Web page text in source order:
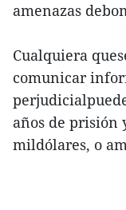
amenazas
Cualquiera
comunicar
años de prisión
mildólares, o